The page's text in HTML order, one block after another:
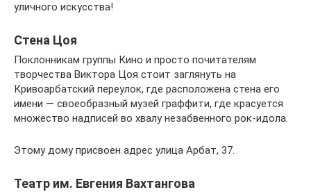
уличного искусства!
Стена Цоя
Поклонникам группы Кино и просто почитателям
творчества Виктора Цоя стоит заглянуть на
Кривоарбатский переулок, где расположена стена его
имени — своеобразный музей граффити, где красуется
множество надписей во хвалу незабвенного рок-идола.
Этому дому присвоен адрес улица Арбат, 37.
Театр им. Евгения Вахтангова